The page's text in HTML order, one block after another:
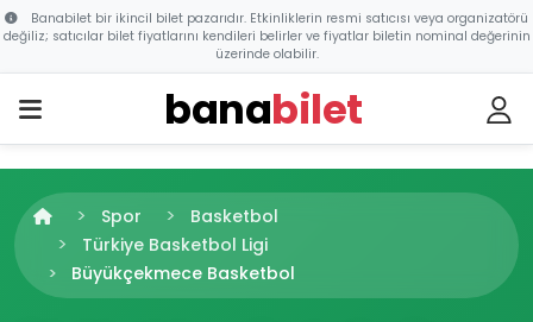
Banabilet bir ikincil bilet pazarıdır. Etkinliklerin resmi satıcısı veya organizatörü
değiliz; satıcılar bilet fiyatlarını kendileri belirler ve fiyatlar biletin nominal değerinin
üzerinde olabilir.
banabilet
Spor
Basketbol
Türkiye Basketbol Ligi
Büyükçekmece Basketbol